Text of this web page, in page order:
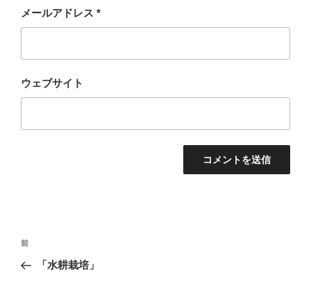
メールアドレス *
ウェブサイト
投
過
去
前
「水耕栽培」